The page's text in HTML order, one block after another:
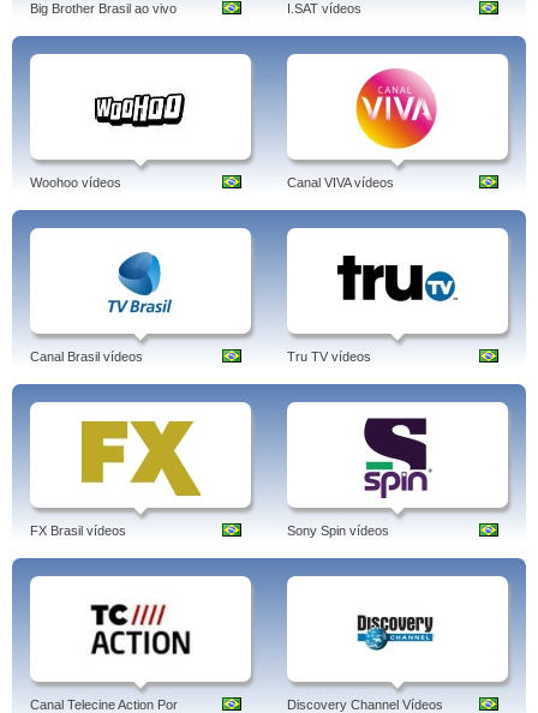
Big Brother Brasil ao vivo I.SAT vídeos
Woohoo vídeos Canal VIVA vídeos
Canal Brasil vídeos Tru TV vídeos
FX Brasil vídeos Sony Spin vídeos
Canal Telecine Action Por
Discovery Channel Vídeos